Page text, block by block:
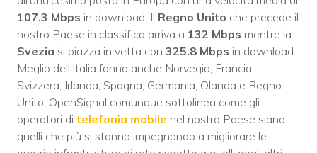
107.3 Mbps in download. Il Regno Unito che precede il
nostro Paese in classifica arriva a 132 Mbps mentre la
Svezia si piazza in vetta con 325.8 Mbps in download.
Meglio dell’Italia fanno anche Norvegia, Francia,
Svizzera, Irlanda, Spagna, Germania, Olanda e Regno
Unito. OpenSignal comunque sottolinea come gli
operatori di telefonia mobile nel nostro Paese siano
quelli che più si stanno impegnando a migliorare le